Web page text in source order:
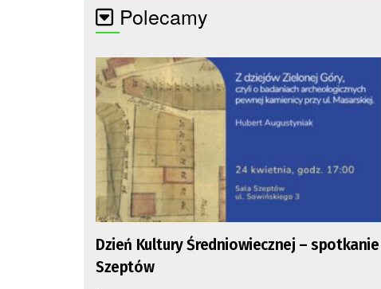
Polecamy
Dzień Kultury Średniowiecznej –
Szeptów